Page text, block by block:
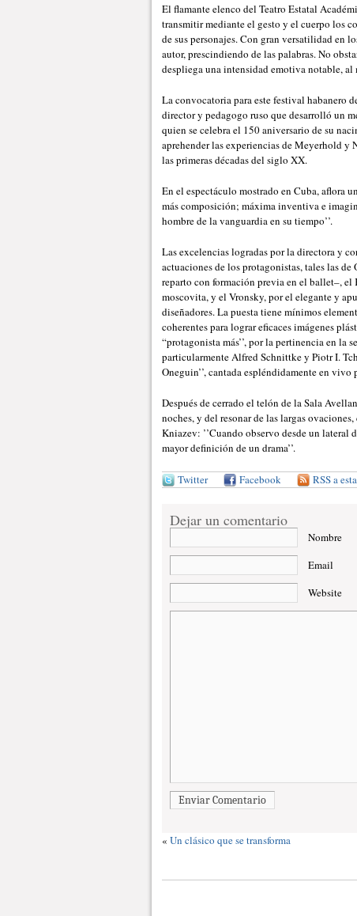
El flamante elenco del Teatro Estatal
transmitir mediante el gesto y el cuerpo los
de sus personajes. Con gran versatilidad en
autor, prescindiendo de las palabras. No
despliega una intensidad emotiva notable,
La convocatoria para este festival habanero
director y pedagogo ruso que desarrolló un
quien se celebra el 150 aniversario de su
aprehender las experiencias de Meyerhold y
las primeras décadas del siglo XX.
En el espectáculo mostrado en Cuba, aflora
más composición; máxima inventiva e
hombre de la vanguardia en su tiempo’’.
Las excelencias logradas por la directora y
actuaciones de los protagonistas, tales las
reparto con formación previa en el ballet–,
moscovita, y el Vronsky, por el elegante y
diseñadores. La puesta tiene mínimos
coherentes para lograr eficaces imágenes
“protagonista más’’, por la pertinencia en la
particularmente Alfred Schnittke y Piotr I.
Oneguin’’, cantada espléndidamente en
Después de cerrado el telón de la Sala
noches, y del resonar de las largas
Kniazev: ’’Cuando observo desde un lateral
mayor definición de un drama’’.
Twitter Facebook RSS a
Dejar un comentario
Nombre
Email
Website
Enviar Comentario
« Un clásico que se transforma